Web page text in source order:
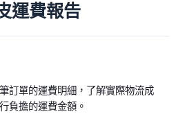
運費報告
訂單的運費明細，了解實際物流成
負擔的運費金額。